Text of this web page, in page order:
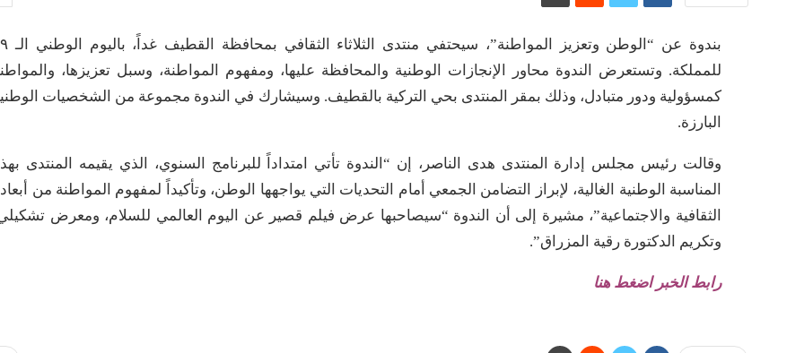
بندوة عن “الوطن وتعزيز المواطنة”،
للمملكة. وتستعرض الندوة محاور الإنجازات الوطنية والمحافظة عليها، ومفهوم المواطنة، وسبل تعزيزها،
كمسؤولية ودور متبادل، وذلك بمقر المنتدى بحي التركية بالقطيف. وسيشارك في الندوة مجموعة من الشخصيات
البارزة.
وقالت رئيس مجلس إدارة المنتدى هدى الناصر، إن “الندوة تأتي امتداداً للبرنامج السنوي، الذي يقيمه المنتدى
المناسبة الوطنية الغالية، لإبراز التضامن الجمعي أمام التحديات التي يواجهها الوطن، وتأكيداً لمفهوم المواطنة من
الثقافية والاجتماعية”، مشيرة إلى أن الندوة “سيصاحبها عرض فيلم قصير عن اليوم العالمي للسلام، ومعرض
وتكريم الدكتورة رقية المزراق”.
رابط الخبر اضغط هنا